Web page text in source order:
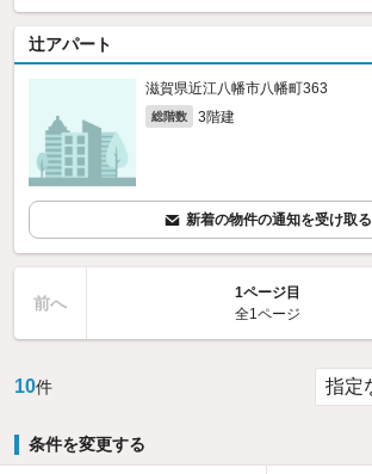
辻アパート
滋賀県近江八幡市八幡町363
総階数 3階建
新着の物件の通知を受け取る
前へ
1ページ目
全1ページ
10件
条件を変更する